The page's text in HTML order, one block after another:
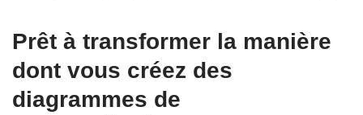
Prêt à transformer la manière
dont vous créez des
diagrammes de